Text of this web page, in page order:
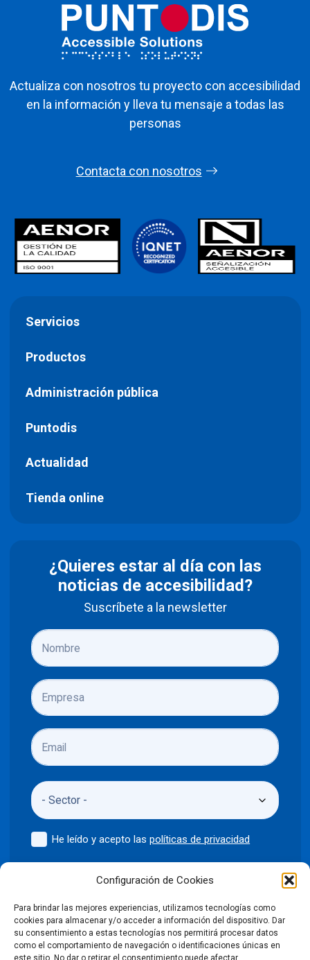
Configuración de Cookies
Para brindar las mejores experiencias, utilizamos tecnologías como
cookies para almacenar y/o acceder a información del dispositivo. Dar
su consentimiento a estas tecnologías nos permitirá procesar datos
como el comportamiento de navegación o identificaciones únicas en
este sitio. No dar o retirar el consentimiento puede afectar
Actualiza con nosotros tu proyecto con accesibilidad
en la información y lleva tu mensaje a todas las
personas
Contacta con nosotros
Servicios
Productos
Administración pública
Puntodis
Actualidad
Tienda online
¿Quieres estar al día con las
noticias de accesibilidad?
Suscríbete a la newsletter
He leído y acepto laspolíticas de privacidad
Enviar
©2024 Puntodis Política de privacidad Aviso legal